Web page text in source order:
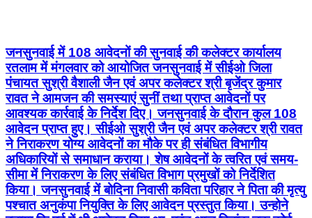
जनसुनवाई में 108 आवेदनों की सुनवाई की कलेक्टर कार्यालय
रतलाम में मंगलवार को आयोजित जनसुनवाई में सीईओ जिला
पंचायत सुश्री वैशाली जैन एवं अपर कलेक्टर श्री बृजेंद्र कुमार
रावत ने आमजन की समस्याएं सुनीं तथा प्राप्त आवेदनों पर
आवश्यक कार्रवाई के निर्देश दिए। जनसुनवाई के दौरान कुल 108
आवेदन प्राप्त हुए। सीईओ सुश्री जैन एवं अपर कलेक्टर श्री रावत
ने निराकरण योग्य आवेदनों का मौके पर ही संबंधित विभागीय
अधिकारियों से समाधान कराया। शेष आवेदनों के त्वरित एवं समय-
सीमा में निराकरण के लिए संबंधित विभाग प्रमुखों को निर्देशित
किया। जनसुनवाई में बोदिना निवासी कविता परिहार ने पिता की मृत्यु
पश्चात अनुकंपा नियुक्ति के लिए आवेदन प्रस्तुत किया। उन्होने